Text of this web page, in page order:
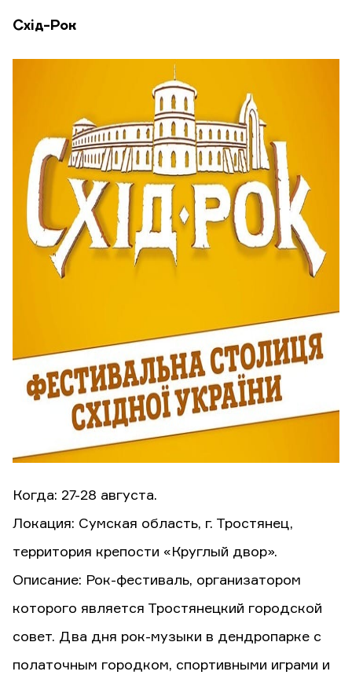
Схід-Рок
Когда: 27-28 августа.
Локация: Сумская область, г. Тростянец,
территория крепости «Круглый двор».
Описание: Рок-фестиваль, организатором
которого является Тростянецкий городской
совет. Два дня рок-музыки в дендропарке с
полаточным городком, спортивными играми и